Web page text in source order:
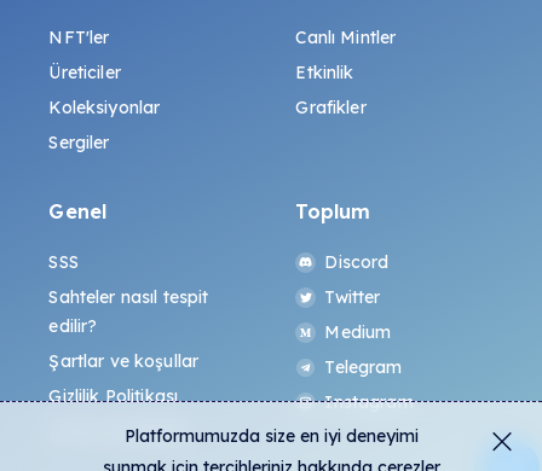
NFT'ler
Üreticiler
Koleksiyonlar
Sergiler
Canlı Mintler
Etkinlik
Grafikler
Genel
SSS
Sahteler nasıl tespit
edilir?
Şartlar ve koşullar
Gizlilik Politikası
All-Art Protokolü
Toplum
Discord
Twitter
Medium
Telegram
Instagram
Platformumuzda size en iyi deneyimi